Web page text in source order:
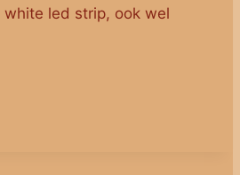
led strip, ook wel